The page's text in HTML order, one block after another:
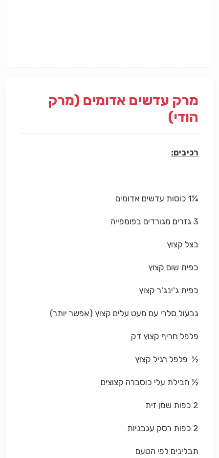
מרק עדשים אדומים (מרק
הודי)
רכיבים:
¼1 כוסות עדשים אדומים
3 גזרים מגורדים בפומפייה
בצל קצוץ
כפית שום קצוץ
כפית ג'ינג'ר קצוץ
גבעול סלרי עם מעט עלים קצוץ (אפשר יותר)
פלפל חריף קצוץ דק
½ פלפל רגיל קצוץ
½ חבילת עלי כוסברה קצוצים
2 כפות שמן זית
2 כפות רסק עגבניות
תבלינים לפי הטעם